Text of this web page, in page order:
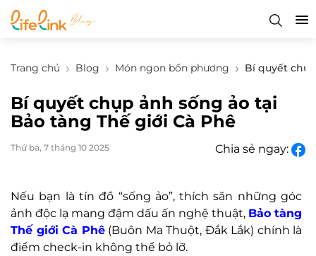
Trang chủ Blog Món ngon bốn phương Bí quyết
Bí quyết chụp ảnh sống ảo tại
Bảo tàng Thế giới Cà Phê
Thứ ba, 7 tháng 10 2025 Chia sẻ ngay:
Nếu bạn là tínđồ “sống ảo”, thích săn những góc
ảnh độc lạ mang đậm dấu ấn nghệ thuật, Bảo tàng
Thế giới Cà Phê(Buôn Ma Thuột, Đắk Lắk) chính là
điểm check-in không thể bỏ lỡ.